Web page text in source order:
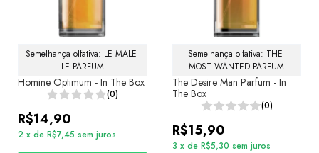
Semelhança olfativa: LE MALE
LE PARFUM
Homine Optimum - In The Box
(0)
R$14,90
2 x de R$7,45 sem juros
Semelhança olfativa: THE
MOST WANTED PARFUM
The Desire Man Parfum - In
The Box
(0)
R$15,90
3 x de R$5,30 sem juros